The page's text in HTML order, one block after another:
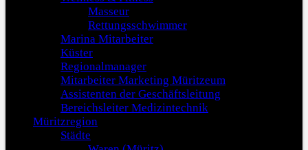
Masseur
Rettungsschwimmer
Marina Mitarbeiter
Küster
Regionalmanager
Mitarbeiter Marketing Müritzeum
Assistenten der Geschäftsleitung
Bereichsleiter Medizintechnik
Müritzregion
Städte